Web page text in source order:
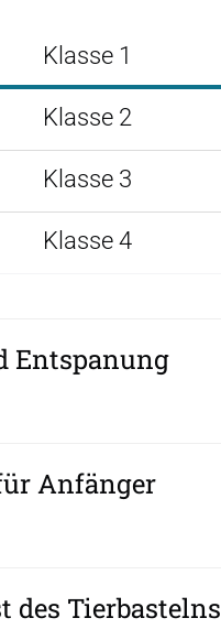
Klasse 1
Klasse 2
Klasse 3
Klasse 4
Entspanung
Anfänger
des Tierbastelns